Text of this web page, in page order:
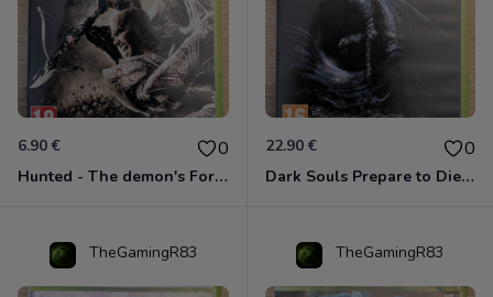
6.90 € 0
Hunted - The demon's Forge Xbox 360 (Complet CIB)
22.90 € 0
Dark Souls Prepare to Die Edition XBOX 360
TheGamingR83 TheGamingR83